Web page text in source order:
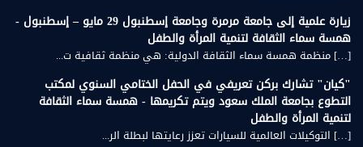
زيارة علمية إلى جامعة مرمرة وجامعة إسطنبول 29 مايو – إسطنبول -
همسة سماء الثقافة لتنمية المرأة والطفل
[…] منظمة همسة سماء الثقافة الدولية: هي منظمة ثقافية ت...
"كيان" تشارك بركن تعريفي في الحفل الختامي السنوي لمكتب
التطوع بجامعة الملك سعود ويتم تكريمها - همسة سماء الثقافة
لتنمية المرأة والطفل
[…] التوكيلات العالمية للسيارات تعزز رعايتها لبطلة الر...